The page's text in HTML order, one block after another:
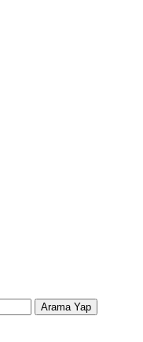
Arama Yap